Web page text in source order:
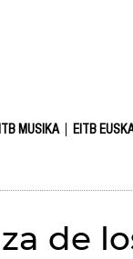
MUSIKA EITB
de